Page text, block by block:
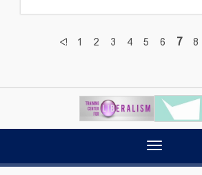
1 2 3 4 5 6 7 8
Toggle